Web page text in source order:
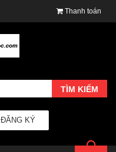
Thanh toán
TÌM KIẾM
ĐĂNG KÝ